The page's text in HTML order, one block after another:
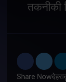
तकनीकी
Share